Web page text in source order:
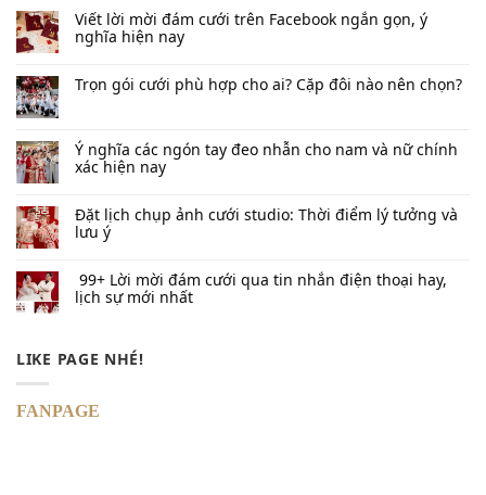
Viết lời mời đám cưới trên Facebook​ ngắn gọn, ý
nghĩa hiện nay
Trọn gói cưới phù hợp cho ai? Cặp đôi nào nên chọn?
Ý nghĩa các ngón tay đeo nhẫn cho nam và nữ chính
xác hiện nay
Đặt lịch chụp ảnh cưới studio: Thời điểm lý tưởng và
lưu ý
99+ Lời mời đám cưới qua tin nhắn​ điện thoại hay,
lịch sự mới nhất
LIKE PAGE NHÉ!
FANPAGE